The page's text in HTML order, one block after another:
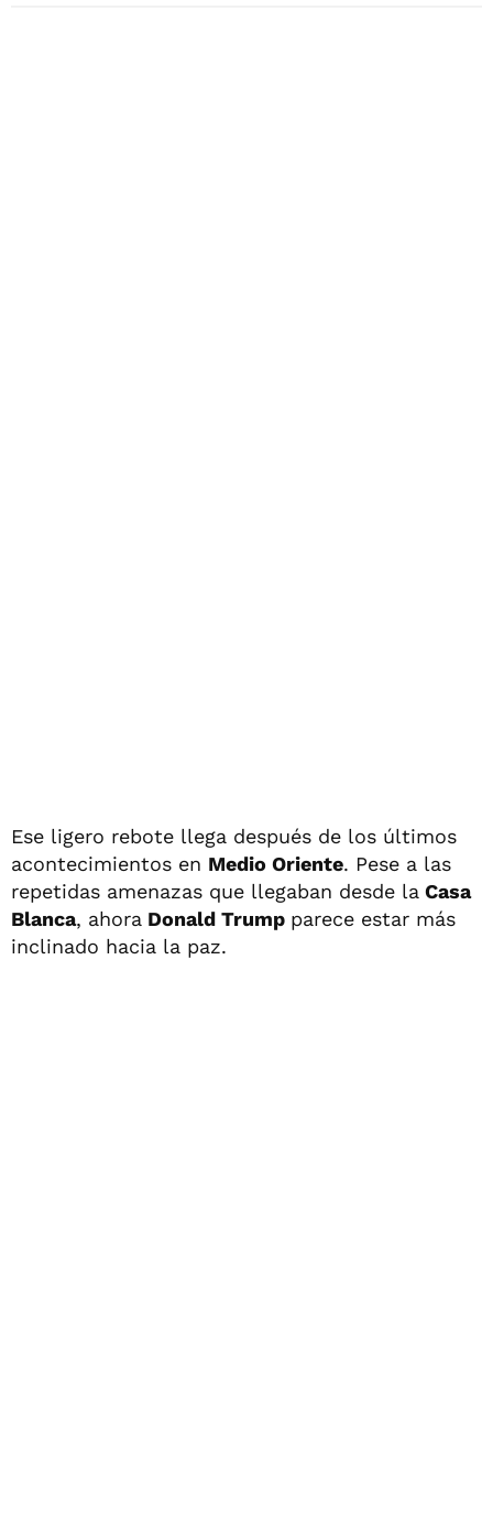
Ese ligero rebote llega después de los últimos
acontecimientos en Medio Oriente. Pese a las
repetidas amenazas que llegaban desde la Casa
Blanca, ahora Donald Trump parece estar más
inclinado hacia la paz.